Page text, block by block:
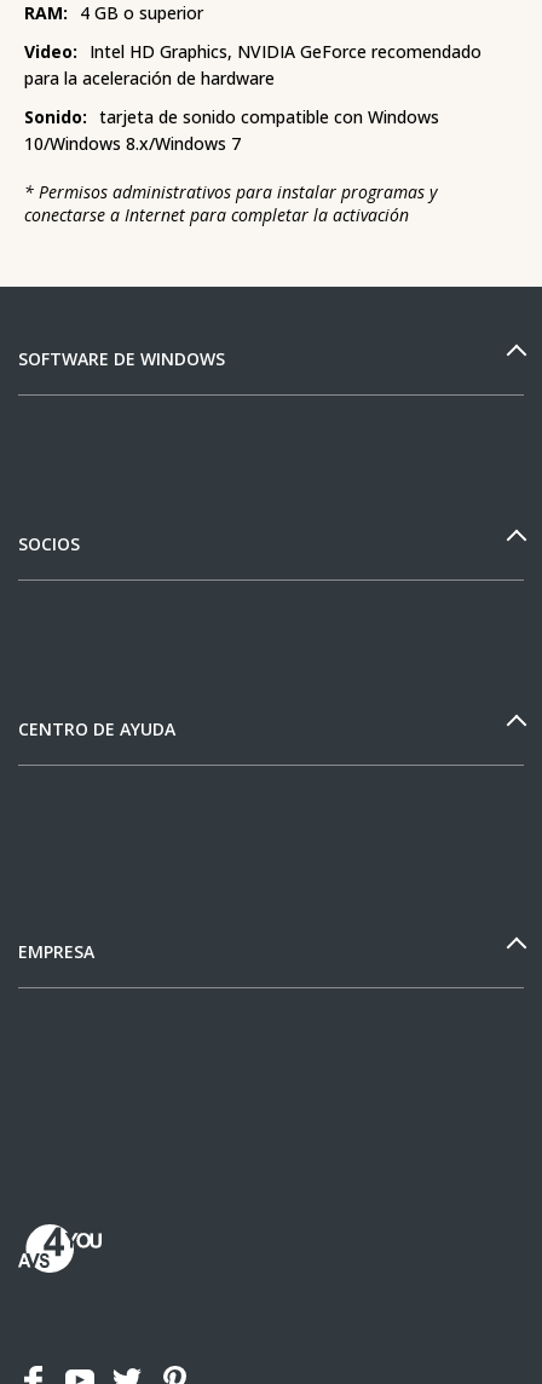
RAM:
4 GB o superior
Video:
Intel HD Graphics, NVIDIA GeForce recomendado
para la aceleración de hardware
Sonido: tarjeta de sonido compatible con Windows
10/Windows 8.x/Windows 7
* Permisos administrativos para instalar programas y
conectarse a Internet para completar la activación
SOFTWARE DE WINDOWS
SOCIOS
CENTRO DE AYUDA
EMPRESA